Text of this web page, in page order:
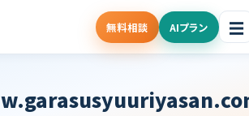
無料相談 AIプラン ☰